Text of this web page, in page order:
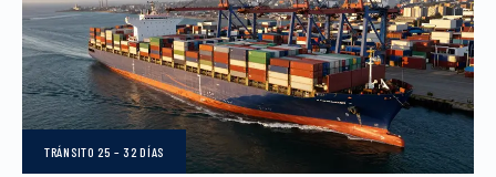
TRÁNSITO 25 – 32 DÍAS